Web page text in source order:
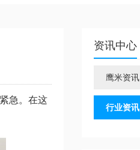
急。在这
资讯中心
鹰米资讯
行业资讯